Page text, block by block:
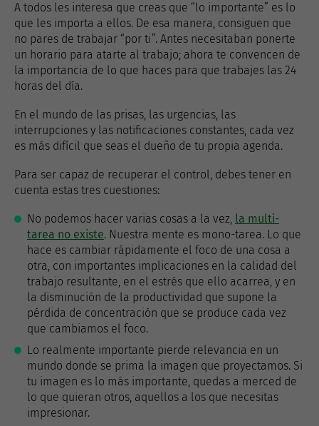
A todos les interesa que creas que “lo importante” es lo
que les importa a ellos. De esa manera, consiguen que
no pares de trabajar “por ti”. Antes necesitaban ponerte
un horario para atarte al trabajo; ahora te convencen de
la importancia de lo que haces para que trabajes las 24
horas del día.
En el mundo de las prisas, las urgencias, las
interrupciones y las notificaciones constantes, cada vez
es más difícil que seas el dueño de tu propia agenda.
Para ser capaz de recuperar el control, debes tener en
cuenta estas tres cuestiones:
No podemos hacer varias cosas a la vez, la multi-
tarea no existe. Nuestra mente es mono-tarea. Lo que
hace es cambiar rápidamente el foco de una cosa a
otra, con importantes implicaciones en la calidad del
trabajo resultante, en el estrés que ello acarrea, y en
la disminución de la productividad que supone la
pérdida de concentración que se produce cada vez
que cambiamos el foco.
Lo realmente importante pierde relevancia en un
mundo donde se prima la imagen que proyectamos. Si
tu imagen es lo más importante, quedas a merced de
lo que quieran otros, aquellos a los que necesitas
impresionar.